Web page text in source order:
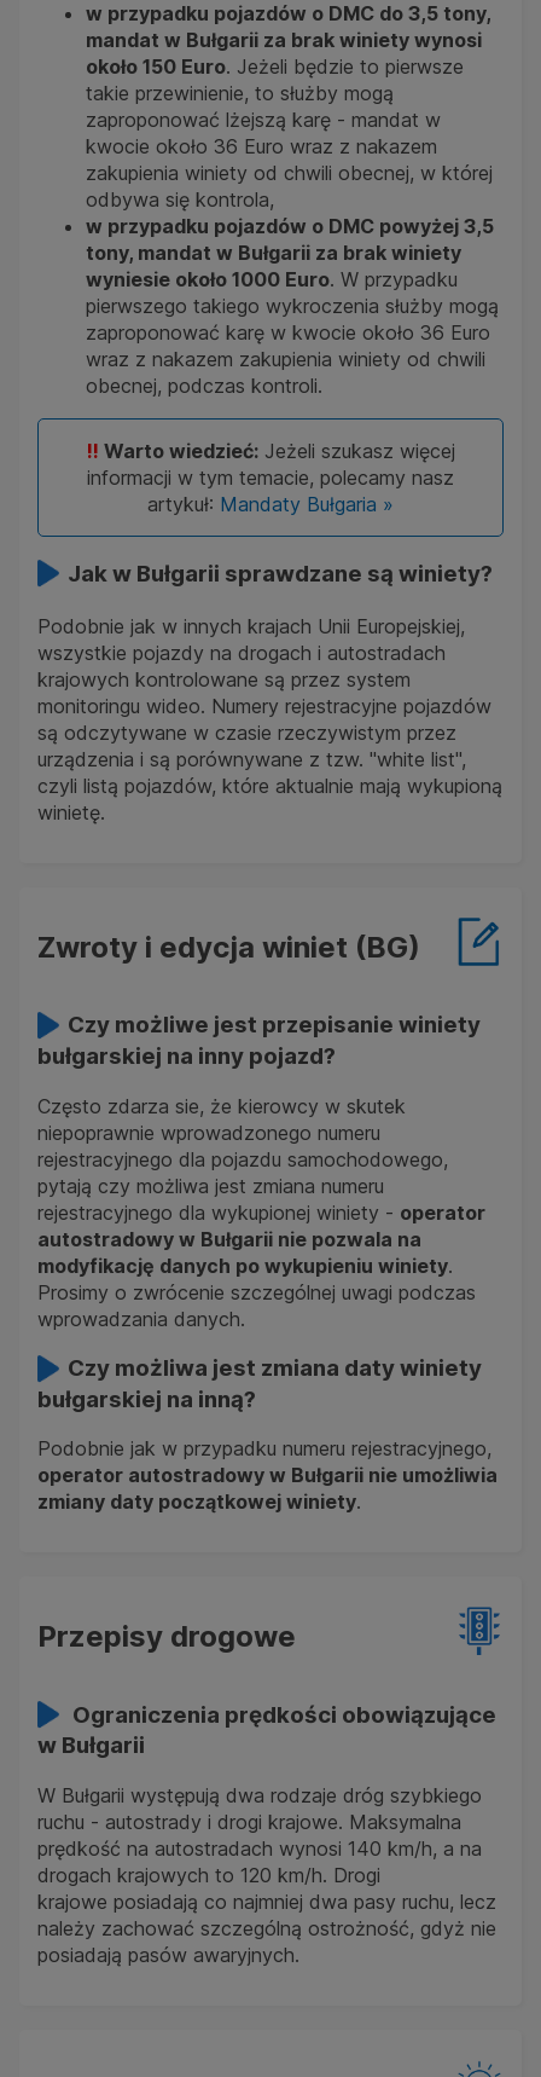
w przypadku pojazdów o DMC do 3,5 tony,
mandat w Bułgarii za brak winiety wynosi
około 150 Euro. Jeżeli będzie to pierwsze
takie przewinienie, to służby mogą
zaproponować lżejszą karę - mandat w
kwocie około 36 Euro wraz z nakazem
zakupienia winiety od chwili obecnej, w której
odbywa się kontrola,
w przypadku pojazdów o DMC powyżej 3,5
tony, mandat w Bułgarii za brak winiety
wyniesie około 1000 Euro. W przypadku
pierwszego takiego wykroczenia służby mogą
zaproponować karę w kwocie około 36 Euro
wraz z nakazem zakupienia winiety od chwili
obecnej, podczas kontroli.
!! Warto wiedzieć:Jeżeli szukasz więcej
informacji w tym temacie, polecamy nasz
artykuł: Mandaty Bułgaria »
Jak w Bułgarii sprawdzane są winiety?
Podobnie jak w innych krajach Unii Europejskiej,
wszystkie pojazdy na drogach i autostradach
krajowych kontrolowane są przez system
monitoringu wideo. Numery rejestracyjne pojazdów
są odczytywane w czasie rzeczywistym przez
urządzenia i są porównywane z tzw. "white list",
czyli listą pojazdów, które aktualnie mają wykupioną
winietę.
Zwroty i edycja winiet (BG)
Czy możliwe jest przepisanie winiety
bułgarskiej na inny pojazd?
Często zdarza sie, że kierowcy w skutek
niepoprawnie wprowadzonego numeru
rejestracyjnego dla pojazdu samochodowego,
pytają czy możliwa jest zmiana numeru
rejestracyjnego dla wykupionej winiety - operator
autostradowy w Bułgarii nie pozwala na
modyfikację danych po wykupieniu winiety.
Prosimy o zwrócenie szczególnej uwagi podczas
wprowadzania danych.
Czy możliwa jest zmiana daty winiety
bułgarskiej na inną?
Podobnie jak w przypadku numeru rejestracyjnego,
operator autostradowy w Bułgarii nie umożliwia
zmiany daty początkowej winiety.
Przepisy drogowe
Ograniczenia prędkości obowiązujące
w Bułgarii
W Bułgarii występują dwa rodzaje dróg szybkiego
ruchu - autostrady i drogi krajowe. Maksymalna
prędkość na autostradach wynosi 140 km/h, a na
drogach krajowych to 120 km/h. Drogi
krajowe posiadają co najmniej dwa pasy ruchu, lecz
należy zachować szczególną ostrożność, gdyż nie
posiadają pasów awaryjnych.